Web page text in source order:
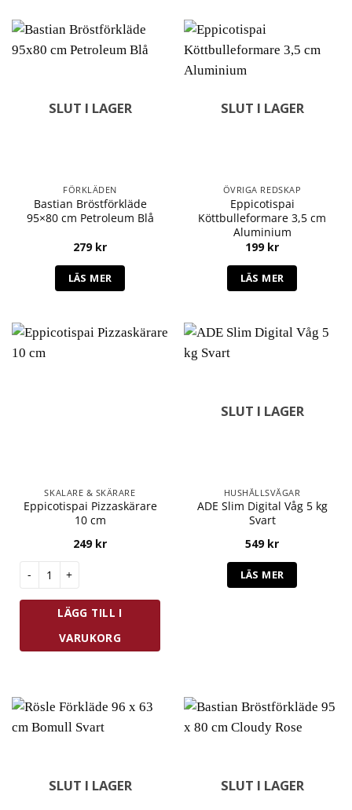
SLUT I LAGER
FÖRKLÄDEN
Bastian Bröstförkläde
95×80 cm Petroleum Blå
279 kr
LÄS MER
SLUT I LAGER
ÖVRIGA REDSKAP
Eppicotispai
Köttbulleformare 3,5 cm
Aluminium
199 kr
LÄS MER
SKALARE & SKÄRARE
Eppicotispai Pizzaskärare
10 cm
249 kr
LÄGG TILL I
VARUKORG
SLUT I LAGER
HUSHÅLLSVÅGAR
ADE Slim Digital Våg 5 kg
Svart
549 kr
LÄS MER
SLUT I LAGER SLUT I LAGER